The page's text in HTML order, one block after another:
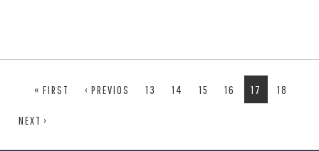
« FIRST ‹ PREVIOS 13 14 15 16 17 18
NEXT ›